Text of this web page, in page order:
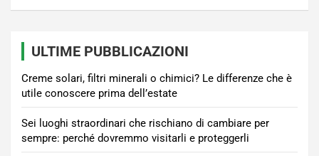
ULTIME PUBBLICAZIONI
Creme solari, filtri minerali o chimici? Le differenze che è
utile conoscere prima dell’estate
Sei luoghi straordinari che rischiano di cambiare per
sempre: perché dovremmo visitarli e proteggerli